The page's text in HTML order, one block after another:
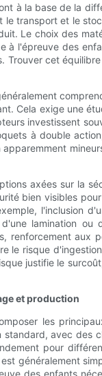
à la base de la
transport et le
Le choix des
à l'épreuve des
Trouver cet
Cela exige une
investissent
à double
axées sur la
bien visibles
l'inclusion
lamination
renforcement
le risque
justifie le
et production
les
avec des
pour
généralement
des enfants